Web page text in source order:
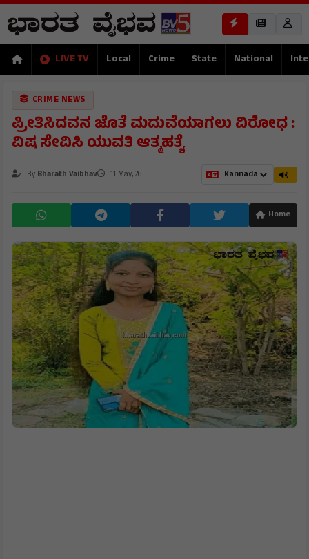
LIVE TV Local Crime State National
CRIME NEWS
ಪ್ರೀತಿಸಿದವನ ಜೊತೆ ಮದುವೆಯಾಗಲು ವಿರೋಧ :
ವಿಷ ಸೇವಿಸಿ ಯುವತಿ ಆತ್ಮಹತ್ಯೆ
By Bharath Vaibhav 11 May, 26
Home